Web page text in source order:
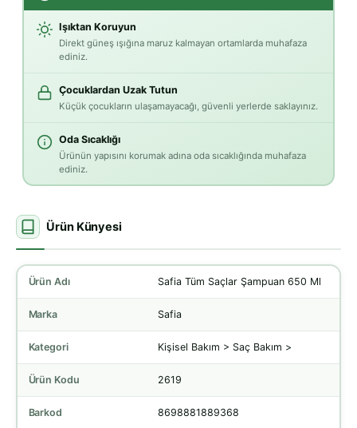
Işıktan Koruyun
Direkt güneş ışığına maruz kalmayan ortamlarda muhafaza
ediniz.
Çocuklardan Uzak Tutun
Küçük çocukların ulaşamayacağı, güvenli yerlerde saklayınız.
Oda Sıcaklığı
Ürünün yapısını korumak adına oda sıcaklığında muhafaza
ediniz.
Ürün Künyesi
Ürün Adı Safia Tüm Saçlar Şampuan 650 Ml
Marka Safia
Kategori Kişisel Bakım > Saç Bakım >
Ürün Kodu 2619
Barkod 8698881889368